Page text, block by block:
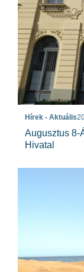
Hírek - Aktuális
Augusztus 8-
Hivatal